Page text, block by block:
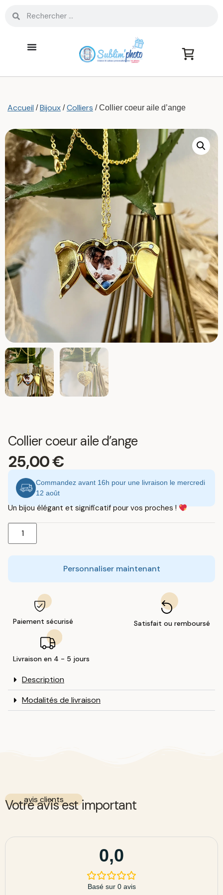
Accueil /Bijoux /Colliers / Collier coeur aile d’ange
Collier coeur aile d’ange
25,00€
Commandez avant 16h pour une livraison le mercredi
12 août
Un bijou élégant et significatif pour vos proches !
Personnaliser maintenant
Paiement sécurisé Satisfait ou remboursé
Livraison en 4 - 5 jours
Description
Modalités de livraison
avis clients
Votre avis est important
0,0
Basé sur 0 avis